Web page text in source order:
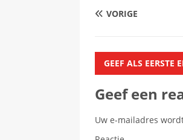
VORIGE
GEEF ALS EERSTE
Geef een
Uw e-mailadres